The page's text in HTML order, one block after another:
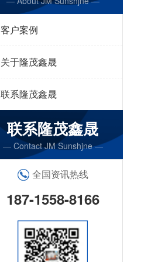
客户案例
关于隆茂鑫晟
联系隆茂鑫晟
联系隆茂鑫晟
— Contact JM Sunshjne —
全国资讯热线
187-1558-8166